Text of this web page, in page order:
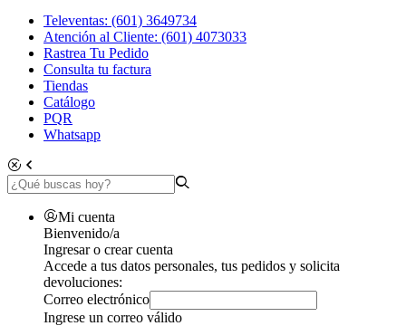
Televentas: (601) 3649734
Atención al Cliente: (601) 4073033
Rastrea Tu Pedido
Consulta tu factura
Tiendas
Catálogo
PQR
Whatsapp
Mi cuenta
Bienvenido/a
Ingresar o crear cuenta
Accede a tus datos personales, tus pedidos y solicita
devoluciones:
Correo electrónico
Ingrese un correo válido